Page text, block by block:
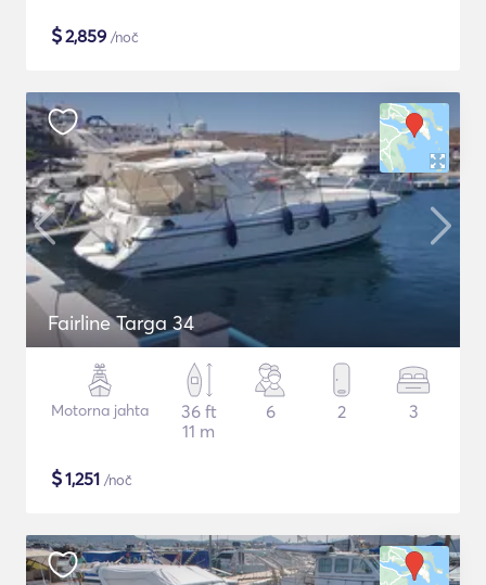
$2,859 /noč
Fairline Targa 34
Motorna jahta
36 ft
11 m
6 2 3
$1,251 /noč